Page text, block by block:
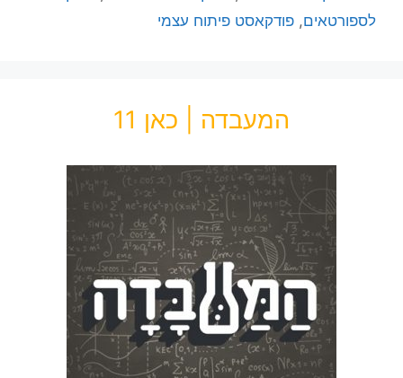
לספורטאים, פודקאסט פיתוח עצמי
המעבדה | כאן 11